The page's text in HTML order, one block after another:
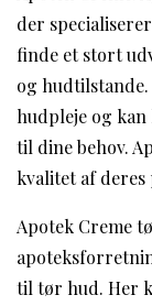
der
finde et stort
og
hudpleje og
til dine behov.
kvalitet af
Apotek Creme
til tør hud. Her